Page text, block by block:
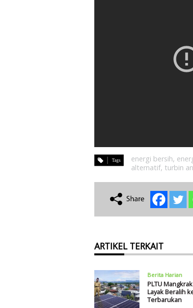
energi bersih,
alternatif, turbin
ARTIKEL TERKAIT
Berita Harian
PLTU
Layak Beralih
Terbarukan